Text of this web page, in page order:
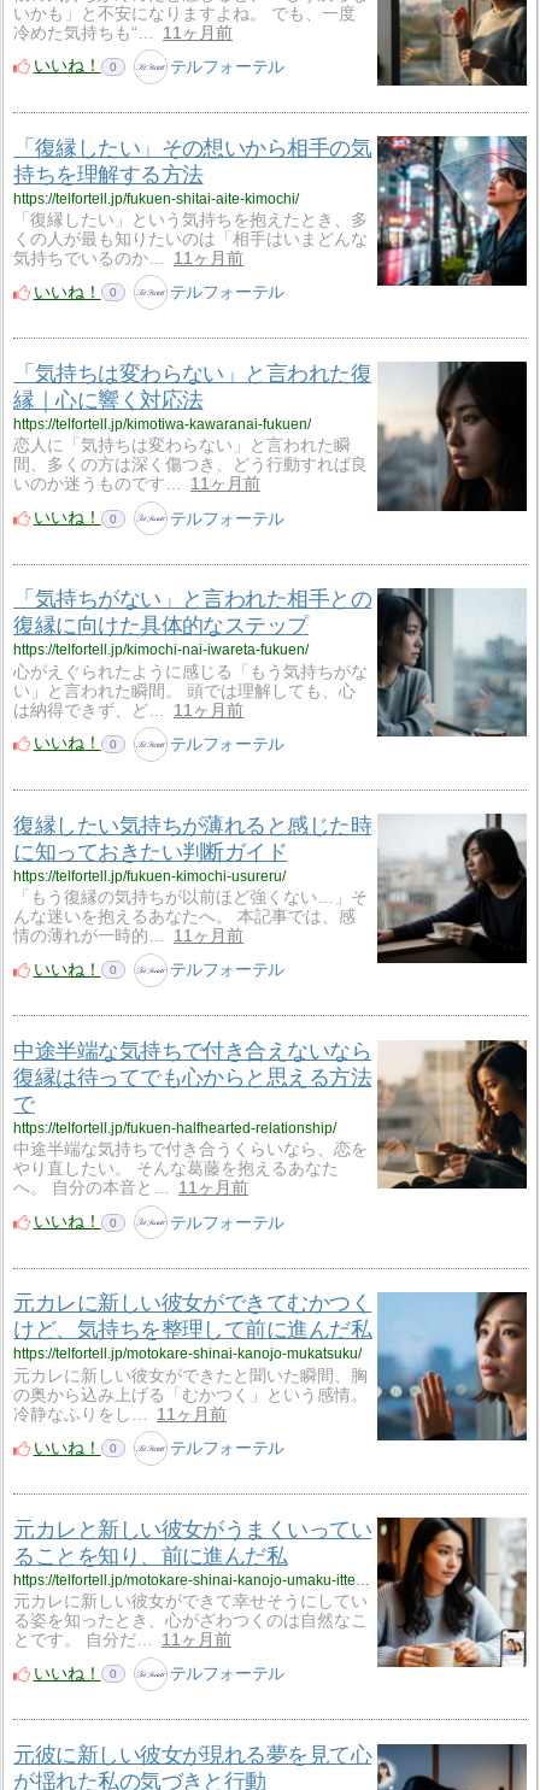
いかも」と不安になりますよね。 でも、一度
冷めた気持ちも“…
11ヶ月前
いいね！
0 テルフォーテル
「復縁したい」その想いから相手の気
持ちを理解する方法
https://telfortell.jp/fukuen-shitai-aite-kimochi/
「復縁したい」という気持ちを抱えたとき、多
くの人が最も知りたいのは「相手はいまどんな
気持ちでいるのか…
11ヶ月前
いいね！
0 テルフォーテル
「気持ちは変わらない」と言われた復
縁｜心に響く対応法
https://telfortell.jp/kimotiwa-kawaranai-fukuen/
恋人に「気持ちは変わらない」と言われた瞬
間、多くの方は深く傷つき、どう行動すれば良
いのか迷うものです…
11ヶ月前
いいね！
0 テルフォーテル
「気持ちがない」と言われた相手との
復縁に向けた具体的なステップ
https://telfortell.jp/kimochi-nai-iwareta-fukuen/
心がえぐられたように感じる「もう気持ちがな
い」と言われた瞬間。 頭では理解しても、心
は納得できず、ど…
11ヶ月前
いいね！
0 テルフォーテル
復縁したい気持ちが薄れると感じた時
に知っておきたい判断ガイド
https://telfortell.jp/fukuen-kimochi-usureru/
「もう復縁の気持ちが以前ほど強くない…」そ
んな迷いを抱えるあなたへ。 本記事では、感
情の薄れが一時的…
11ヶ月前
いいね！
0 テルフォーテル
中途半端な気持ちで付き合えないなら
復縁は待ってでも心からと思える方法
で
https://telfortell.jp/fukuen-halfhearted-relationship/
中途半端な気持ちで付き合うくらいなら、恋を
やり直したい。 そんな葛藤を抱えるあなた
へ。 自分の本音と…
11ヶ月前
いいね！
0 テルフォーテル
元カレに新しい彼女ができてむかつく
けど、気持ちを整理して前に進んだ私
https://telfortell.jp/motokare-shinai-kanojo-mukatsuku/
元カレに新しい彼女ができたと聞いた瞬間、胸
の奥から込み上げる「むかつく」という感情。
冷静なふりをし…
11ヶ月前
いいね！
0 テルフォーテル
元カレと新しい彼女がうまくいってい
ることを知り、前に進んだ私
https://telfortell.jp/motokare-shinai-kanojo-umaku-itteru/
元カレに新しい彼女ができて幸せそうにしてい
る姿を知ったとき、心がざわつくのは自然なこ
とです。 自分だ…
11ヶ月前
いいね！
0 テルフォーテル
元彼に新しい彼女が現れる夢を見て心
が揺れた私の気づきと行動